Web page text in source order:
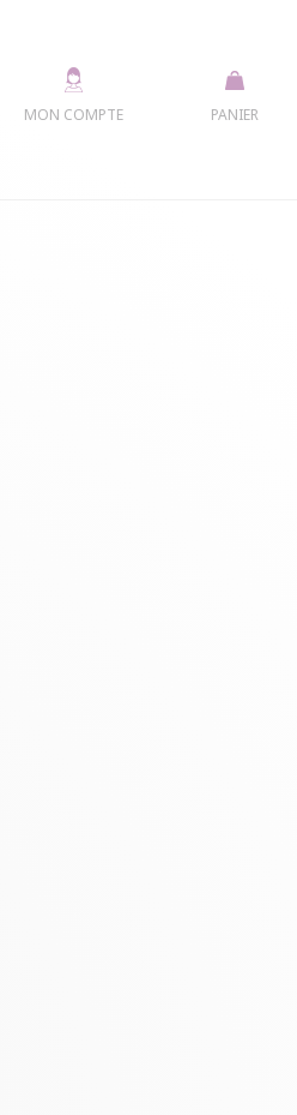
PANIER
MON COMPTE